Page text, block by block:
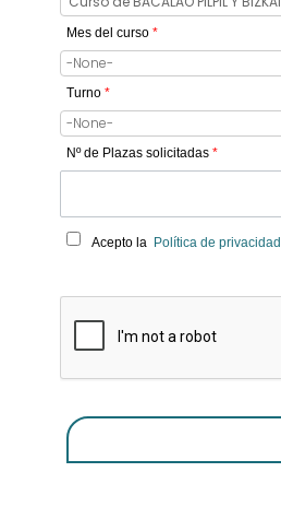
Mes del curso *
Turno *
Nº de Plazas solicitadas *
Acepto la Política de privacidad